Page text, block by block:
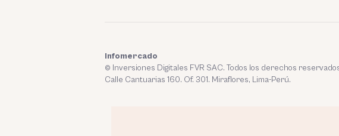
Infomercado
© Inversiones Digitales FVR SAC. Todos los derechos
Calle Cantuarias 160. Of. 301. Miraflores, Lima-Perú.